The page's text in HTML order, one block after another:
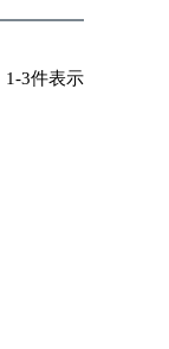
1-3件表示